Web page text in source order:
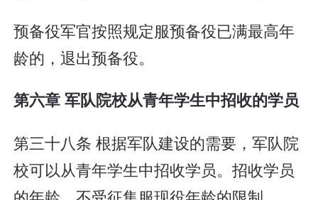
预备役军官按照规定服预备役已满最高年
龄的，退出预备役。
第六章 军队院校从青年学生中招收的学员
第三十八条 根据军队建设的需要，军队院
校可以从青年学生中招收学员。招收学员